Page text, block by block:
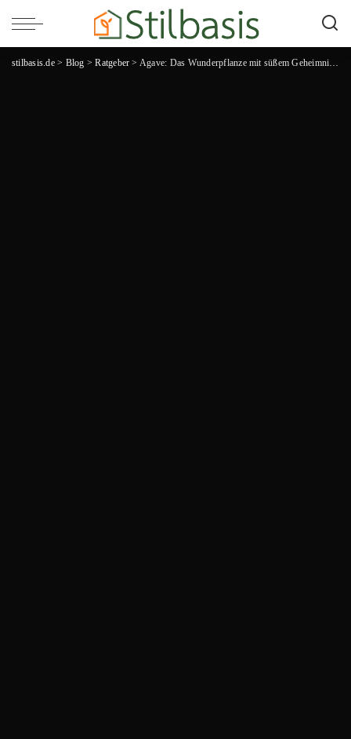
stilbasis.de> Blog >Ratgeber > Agave: Das Wunderpflanze mit süßem Geheimnis – Alles, was du über die vielseitige Agave wissen musst!